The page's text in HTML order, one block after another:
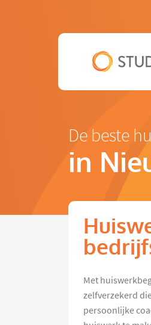
De beste
in
Met
zelfverzekerd
persoonlijke